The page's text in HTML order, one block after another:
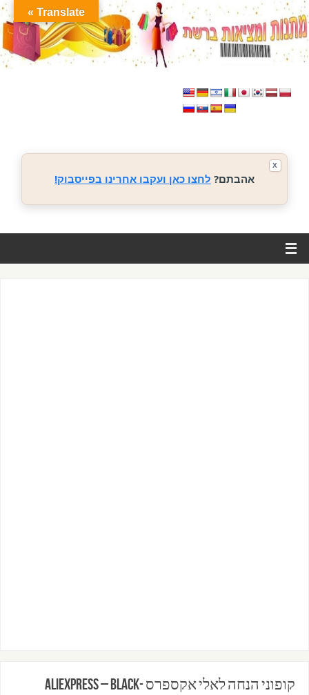
אהבתם? לחצו כאן ועקבו אחרינו בפייסבוק!
X
קופוני הנחה לאלי אקספרס -AliExpress – BLACK
Translate »